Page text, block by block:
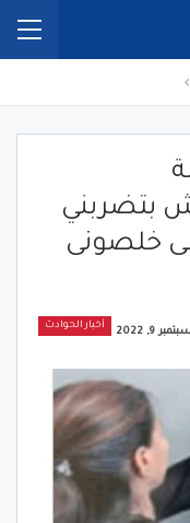
بتضربني
خلصونى
أخبار الحوادث 9, 2022